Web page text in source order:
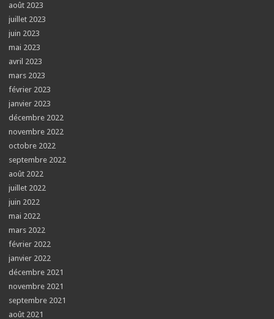
août 2023
juillet 2023
juin 2023
mai 2023
avril 2023
mars 2023
février 2023
janvier 2023
décembre 2022
novembre 2022
octobre 2022
septembre 2022
août 2022
juillet 2022
juin 2022
mai 2022
mars 2022
février 2022
janvier 2022
décembre 2021
novembre 2021
septembre 2021
août 2021